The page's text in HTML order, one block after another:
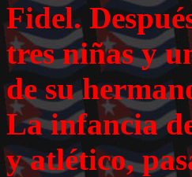
Fidel.
tres niñas y
de su
La infancia
y atlético,